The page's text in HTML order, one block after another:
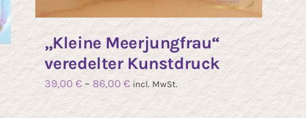
„Kleine Meerjungfrau“
veredelter Kunstdruck
39,00 €– 86,00 € incl. MwSt.